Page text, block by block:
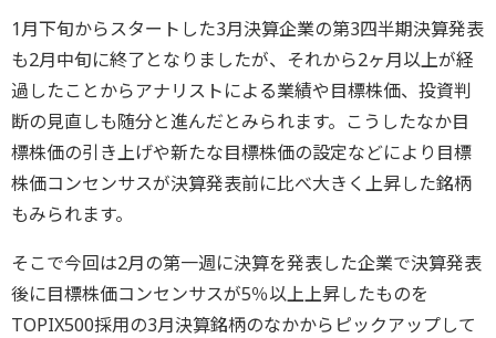
1月下旬からスタートした3月決算企業の第3四半期決算発表
も2月中旬に終了となりましたが、それから2ヶ月以上が経
過したことからアナリストによる業績や目標株価、投資判
断の見直しも随分と進んだとみられます。こうしたなか目
標株価の引き上げや新たな目標株価の設定などにより目標
株価コンセンサスが決算発表前に比べ大きく上昇した銘柄
もみられます。
そこで今回は2月の第一週に決算を発表した企業で決算発表
後に目標株価コンセンサスが5％以上上昇したものを
TOPIX500採用の3月決算銘柄のなかからピックアップして